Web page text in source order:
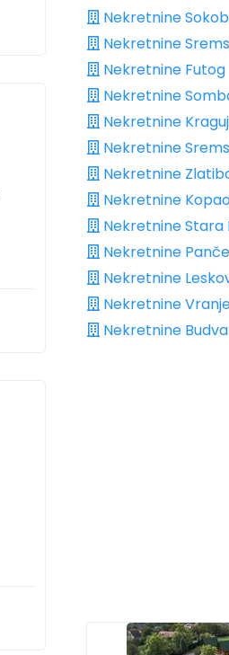
Nekretnine
Nekretnine
Nekretnine Futog
Nekretnine
Nekretnine
Nekretnine
Nekretnine
Nekretnine
Nekretnine Stara
Nekretnine
Nekretnine
Nekretnine
Nekretnine Budva